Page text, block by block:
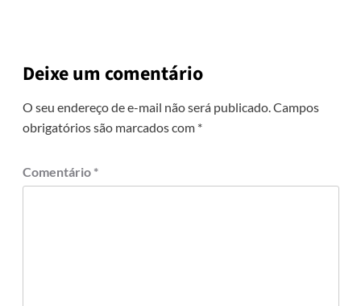
Deixe um comentário
O seu endereço de e-mail não será publicado.Campos
obrigatórios são marcados com *
Comentário *